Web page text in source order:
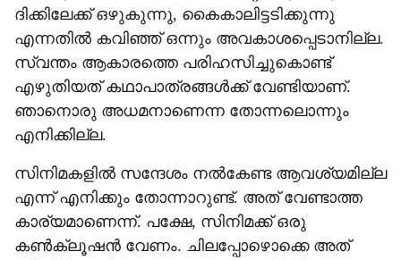
ദിക്കിലേക്ക് ഒഴുകുന്നു, കൈകാലിട്ടടിക്കുന്നു
എന്നതില്‍ കവിഞ്ഞ് ഒന്നും അവകാശപ്പെടാനില്ല.
സ്വന്തം ആകാരത്തെ പരിഹസിച്ചുകൊണ്ട്
എഴുതിയത് കഥാപാത്രങ്ങള്‍ക്ക് വേണ്ടിയാണ്.
ഞാനൊരു അധമനാണെന്ന തോന്നലൊന്നും
എനിക്കില്ല.
സിനിമകളില്‍ സന്ദേശം നല്‍കേണ്ട ആവശ്യമില്ല
എന്ന് എനിക്കും തോന്നാറുണ്ട്. അത് വേണ്ടാത്ത
കാര്യമാണെന്ന്. പക്ഷേ, സിനിമക്ക് ഒരു
കണ്‍ക്ലൂഷന്‍ വേണം. ചിലപ്പോഴൊക്കെ അത്